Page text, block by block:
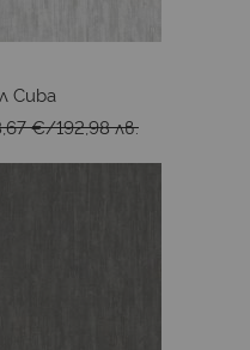
Cuba
€/192,98 лв.